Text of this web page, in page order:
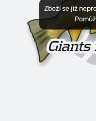
Zboží se již